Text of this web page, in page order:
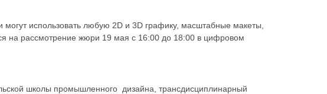
могут использовать любую 2D и 3D графику, масштабные макеты,
на рассмотрение жюри 19 мая с 16:00 до 18:00 в цифровом
школы промышленного дизайна, трансдисциплинарный